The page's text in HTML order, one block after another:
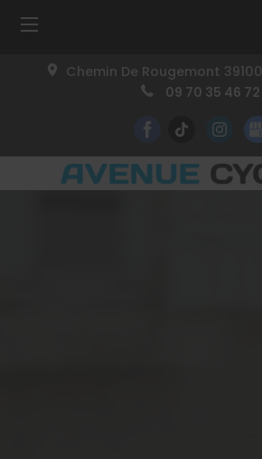
Chemin De Rougemont 39100
09 70 35 46 72